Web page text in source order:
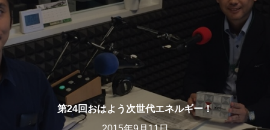
第24回おはよう次世代エネルギー！